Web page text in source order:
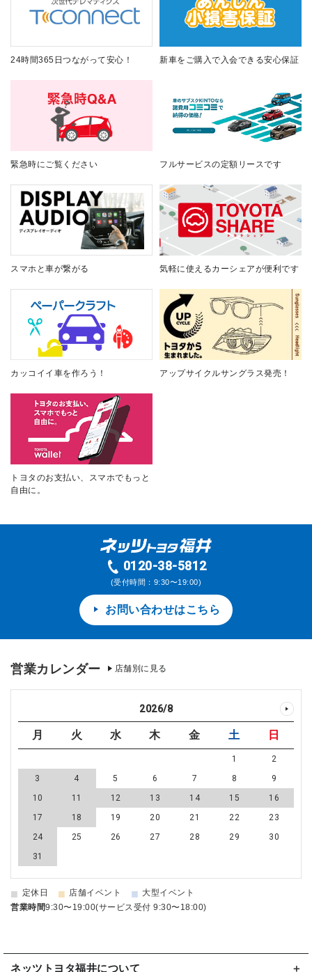
24時間365日つながって安心！ 新車をご購入で入会できる安心保証
緊急時にご覧ください フルサービスの定額リースです
スマホと車が繋がる 気軽に使えるカーシェアが便利です
カッコイイ車を作ろう！ アップサイクルサングラス発売！
トヨタのお支払い、スマホでもっと
自由に。
0120-38-5812
(受付時間：9:30〜19:00)
お問い合わせはこちら
営業カレンダー 店舗別に見る
2026/8
月 火 水 木 金 土 日
1
2
3
4 5 6 7 8
9
10
11 12 13 14 15
16
17
18 19 20 21 22
23
24
25 26 27 28 29
30
31
■ 定休日 ■ 店舗イベント ■ 大型イベント
営業時間9:30〜19:00(サービス受付 9:30〜18:00)
ネッツトヨタ福井について